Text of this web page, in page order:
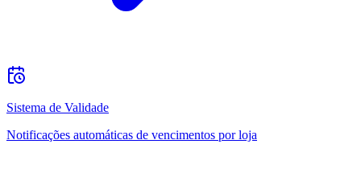
Sistema de Validade
Notificações automáticas de vencimentos por loja